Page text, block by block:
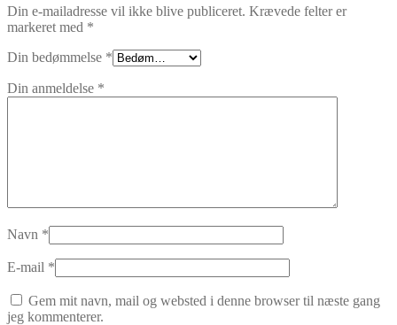
Din e-mailadresse vil ikke blive publiceret. Krævede felter er
markeret med *
Din bedømmelse *
Din anmeldelse *
Navn *
E-mail *
Gem mit navn, mail og websted i denne browser til næste gang
jeg kommenterer.